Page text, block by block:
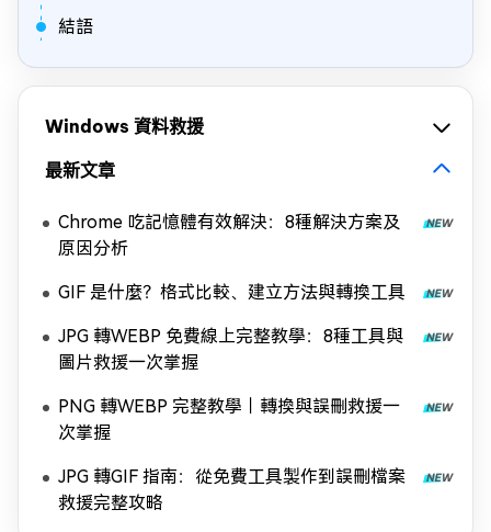
結語
Windows 資料救援
最新文章
Chrome 吃記憶體有效解決：8種解決方案及
原因分析
GIF 是什麼？格式比較、建立方法與轉換工具
JPG 轉WEBP 免費線上完整教學：8種工具與
圖片救援一次掌握
PNG 轉WEBP 完整教學｜轉換與誤刪救援一
次掌握
JPG 轉GIF 指南：從免費工具製作到誤刪檔案
救援完整攻略